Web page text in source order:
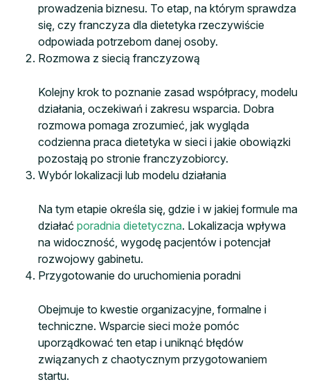
prowadzenia biznesu. To etap, na którym sprawdza
się, czy franczyza dla dietetyka rzeczywiście
odpowiada potrzebom danej osoby.
Rozmowa z siecią franczyzową
Kolejny krok to poznanie zasad współpracy, modelu
działania, oczekiwań i zakresu wsparcia. Dobra
rozmowa pomaga zrozumieć, jak wygląda
codzienna praca dietetyka w sieci i jakie obowiązki
pozostają po stronie franczyzobiorcy.
Wybór lokalizacji lub modelu działania
Na tym etapie określa się, gdzie i w jakiej formule ma
działać poradnia dietetyczna. Lokalizacja wpływa
na widoczność, wygodę pacjentów i potencjał
rozwojowy gabinetu.
Przygotowanie do uruchomienia poradni
Obejmuje to kwestie organizacyjne, formalne i
techniczne. Wsparcie sieci może pomóc
uporządkować ten etap i uniknąć błędów
związanych z chaotycznym przygotowaniem
startu.